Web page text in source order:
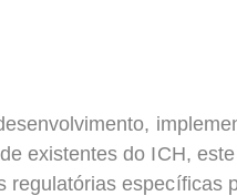
existentes do ICH,